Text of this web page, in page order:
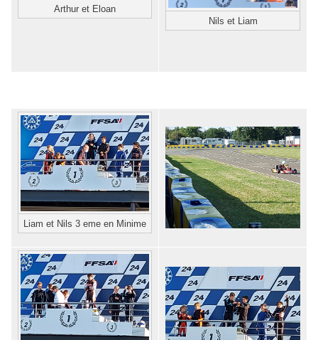
Arthur et Eloan
Nils et Liam
Liam et Nils 3 eme en Minime